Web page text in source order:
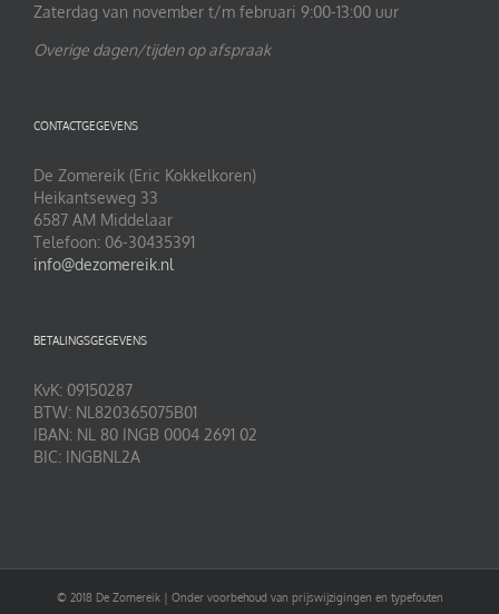
Zaterdag van november t/m februari 9:00-13:00 uur
Overige dagen/tijden op afspraak
CONTACTGEGEVENS
De Zomereik (Eric Kokkelkoren)
Heikantseweg 33
6587 AM Middelaar
Telefoon: 06-30435391
info@dezomereik.nl
BETALINGSGEGEVENS
KvK: 09150287
BTW: NL820365075B01
IBAN: NL 80 INGB 0004 2691 02
BIC: INGBNL2A
© 2018 De Zomereik | Onder voorbehoud van prijswijzigingen en typefouten